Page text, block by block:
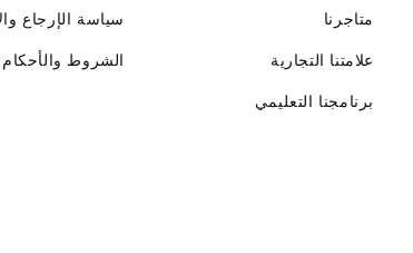
متاجرنا
علامتنا التجارية
برنامجنا التعليمي
سياسة الإرجاع
الشروط والأحكام